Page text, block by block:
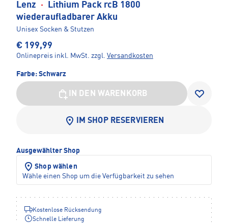
Lenz ·
Lithium Pack rcB 1800
wiederaufladbarer Akku
Unisex Socken & Stutzen
€ 199,99
Onlinepreis inkl. MwSt. zzgl. Versandkosten
Farbe: Schwarz
IN DEN WARENKORB
IM SHOP RESERVIEREN
Ausgewählter Shop
Shop wählen
Wähle einen Shop um die Verfügbarkeit zu sehen
Kostenlose Rücksendung
Schnelle Lieferung